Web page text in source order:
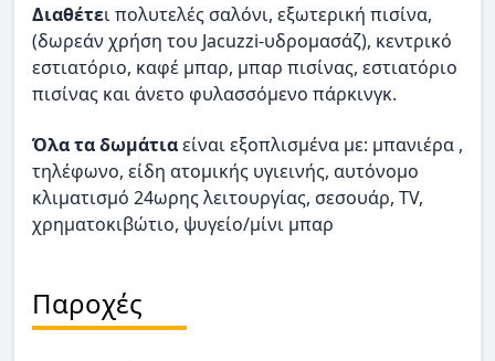
Διαθέτει πολυτελές σαλόνι, εξωτερική πισίνα,
(δωρεάν χρήση του Jacuzzi-υδρομασάζ), κεντρικό
εστιατόριο, καφέ μπαρ, μπαρ πισίνας, εστιατόριο
πισίνας και άνετο φυλασσόμενο πάρκινγκ.
Όλα τα δωμάτιαείναι εξοπλισμένα με: μπανιέρα ,
τηλέφωνο, είδη ατομικής υγιεινής, αυτόνομο
κλιματισμό 24ωρης λειτουργίας, σεσουάρ, TV,
χρηματοκιβώτιο, ψυγείο/μίνι μπαρ
Παροχές